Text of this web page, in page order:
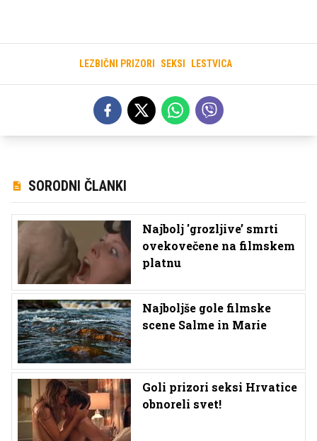
LEZBIČNI PRIZORI SEKSI LESTVICA
SORODNI ČLANKI
Najbolj 'grozljive’ smrti
ovekovečene na filmskem
platnu
Najboljše gole filmske
scene Salme in Marie
Goli prizori seksi Hrvatice
obnoreli svet!